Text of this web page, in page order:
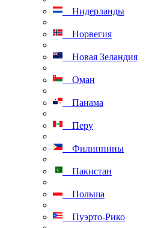
Нидерланды
Норвегия
Новая Зеландия
Оман
Панама
Перу
Филиппины
Пакистан
Польша
Пуэрто-Рико